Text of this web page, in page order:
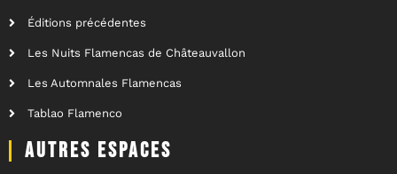
Éditions précédentes
Les Nuits Flamencas de Châteauvallon
Les Automnales Flamencas
Tablao Flamenco
AUTRES ESPACES